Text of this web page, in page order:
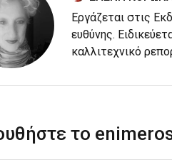
Εργάζεται στις
ευθύνης.
καλλιτεχνικό
το